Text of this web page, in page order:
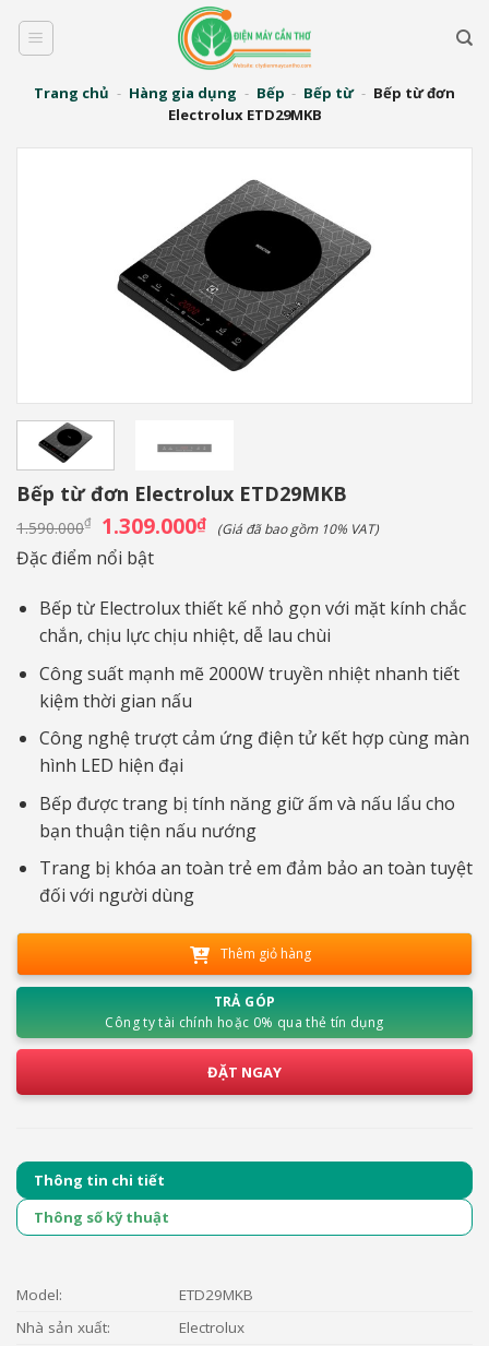
qua
dungTrang chủ - Hàng gia dụng - Bếp - Bếp từ - Bếp từ đơn
Electrolux ETD29MKB
Bếp từ đơn Electrolux ETD29MKB
1.590.000₫ Giá
gốc
là:
1.590.000₫.
1.309.000₫Giá
hiện
(Giá đã bao gồm 10% VAT)
Đặc điểm nổi bật
Bếp từ Electrolux thiết kế nhỏ gọn với mặt kính chắc
chắn, chịu lực chịu nhiệt, dễ lau chùi
Công suất mạnh mẽ 2000W truyền nhiệt nhanh tiết
kiệm thời gian nấu
Công nghệ trượt cảm ứng điện tử kết hợp cùng màn
hình LED hiện đại
Bếp được trang bị tính năng giữ ấm và nấu lẩu cho
bạn thuận tiện nấu nướng
Trang bị khóa an toàn trẻ em đảm bảo an toàn tuyệt
đối với người dùng
Thêm giỏ hàng
TRẢ GÓP
Công ty tài chính hoặc 0% qua thẻ tín dụng
ĐẶT NGAY
Thông tin chi tiết
Thông số kỹ thuật
Model:
ETD29MKB
Nhà sản xuất:
Electrolux